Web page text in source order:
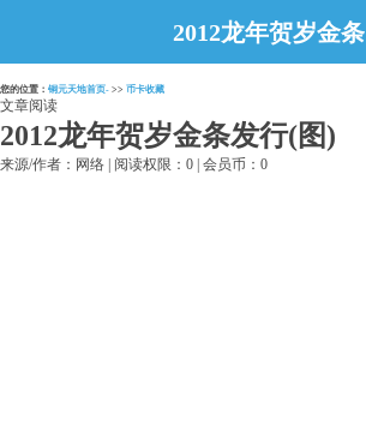
2012龙年贺岁金条
发行(图)
您的位置： 铜元天地首页- >> 币卡收藏
文章阅读
2012龙年贺岁金条发行(图)
来源/作者：网络 | 阅读权限：0 | 会员币：0